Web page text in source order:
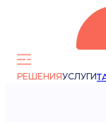
РЕШЕНИЯУСЛУГИ